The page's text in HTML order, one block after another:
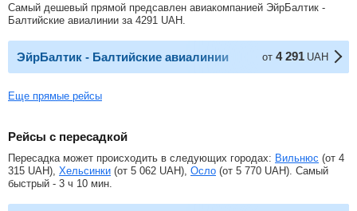
Самый дешевый прямой предсавлен авиакомпанией ЭйрБалтик -
Балтийские авиалинии за 4291 UAH
ЭйрБалтик - Балтийские авиалинии от 4 291 UAH
Еще прямые рейсы
Рейсы с пересадкой
Пересадка может происходить в следующих городах: Вильнюс (от 4
315 UAH), Хельсинки (от 5 062 UAH), Осло (от 5 770 UAH). Самый
быстрый - 3 ч 10 мин.